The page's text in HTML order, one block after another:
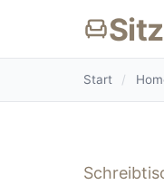
Sitz
Start /